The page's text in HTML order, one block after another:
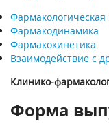
Фармакологическая
Фармакодинамика
Фармакокинетика
Взаимодействие с
Клинико-
Форма